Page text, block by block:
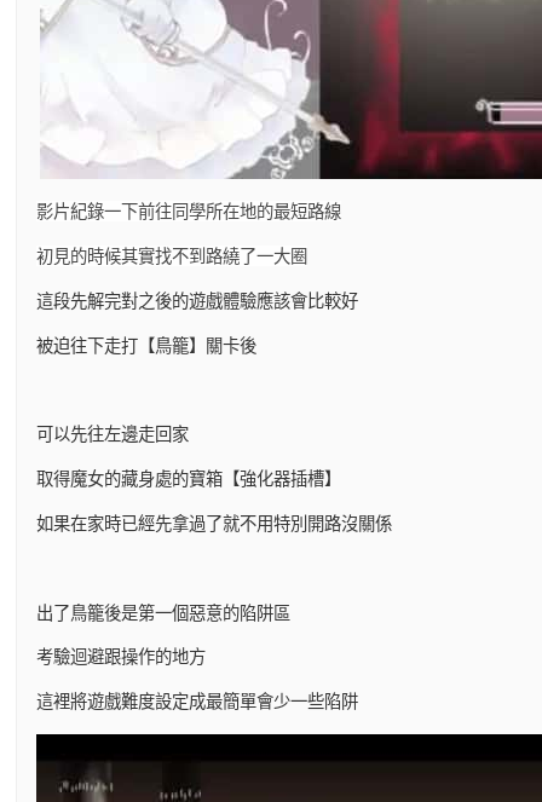
影片紀錄一下前往同學所在地的最短路線
初見的時候其實找不到路繞了一大圈
這段先解完對之後的遊戲體驗應該會比較好
被迫往下走打【鳥籠】關卡後
可以先往左邊走回家
取得魔女的藏身處的寶箱【強化器插槽】
如果在家時已經先拿過了就不用特別開路沒關係
出了鳥籠後是第一個惡意的陷阱區
考驗迴避跟操作的地方
這裡將遊戲難度設定成最簡單會少一些陷阱